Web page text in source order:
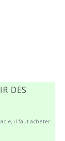
DES
il faut acheter